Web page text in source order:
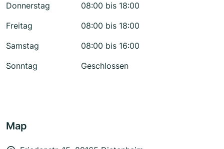
Donnerstag
08:00 bis 18:00
Freitag
08:00 bis 18:00
Samstag
08:00 bis 16:00
Sonntag
Geschlossen
Map